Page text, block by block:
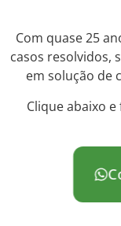
Com quase 25
casos resolvidos,
em solução de
Clique abaixo